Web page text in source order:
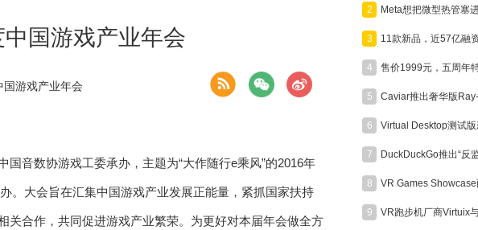
国游戏产业年会
国游戏产业年会
音数协游戏工委承办，主题为“大作随行e乘风”的2016年
。大会旨在汇集中国游戏产业发展正能量，紧抓国家扶持
合作，共同促进游戏产业繁荣。为更好对本届年会做全方
2
3
4
5
6
7
8
9